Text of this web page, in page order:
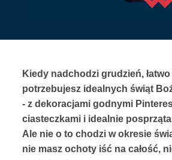
Kiedy nadchodzi grudzień,
potrzebujesz idealnych świąt
- z dekoracjami godnymi
ciasteczkami i idealnie
Ale nie o to chodzi w okresie
nie masz ochoty iść na całość,